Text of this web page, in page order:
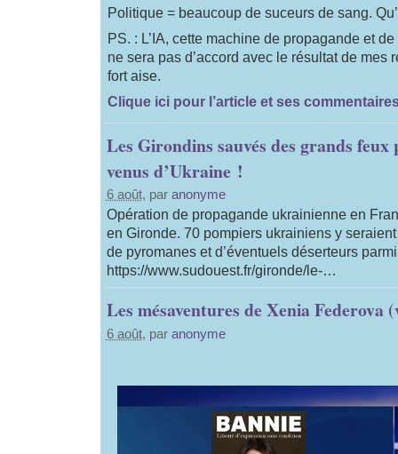
Politique = beaucoup de suceurs de sang.
PS. : L’IA, cette machine de propagande et
ne sera pas d’accord avec le résultat de mes
fort aise.
Clique ici pour l’article et ses
Les Girondins sauvés des grands
venus d’Ukraine !
6 août, par anonyme
Opération de propagande ukrainienne en
en Gironde. 70 pompiers ukrainiens y
de pyromanes et d’éventuels déserteurs
https://www.sudouest.fr/gironde/le-…
Les mésaventures de Xenia Federova
6 août, par anonyme